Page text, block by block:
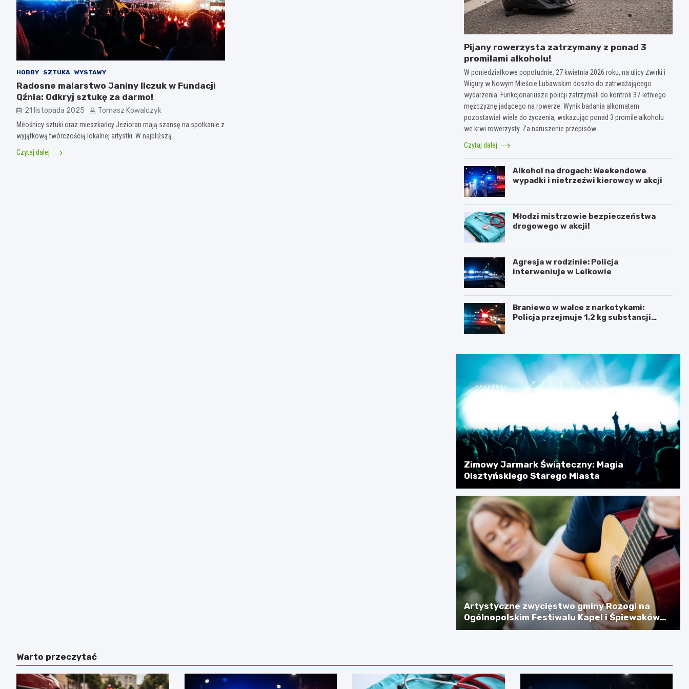
HOBBY SZTUKA WYSTAWY
Radosne malarstwo Janiny Ilczuk w Fundacji
Qźnia: Odkryj sztukę za darmo!
21 listopada 2025 Tomasz Kowalczyk
Miłośnicy sztuki oraz mieszkańcy Jezioran mają szansę na spotkanie z
wyjątkową twórczością lokalnej artystki. W najbliższą…
Czytaj dalej
Pijany rowerzysta zatrzymany z ponad 3
promilami alkoholu!
W poniedziałkowe popołudnie, 27 kwietnia 2026 roku, na ulicy Żwirki i
Wigury w Nowym Mieście Lubawskim doszło do zatrważającego
wydarzenia. Funkcjonariusze policji zatrzymali do kontroli 37-letniego
mężczyznę jadącego na rowerze. Wynik badania alkomatem
pozostawiał wiele do życzenia, wskazując ponad 3 promile alkoholu
we krwi rowerzysty. Za naruszenie przepisów…
Czytaj dalej
Alkohol na drogach: Weekendowe
wypadki i nietrzeźwi kierowcy w akcji
Młodzi mistrzowie bezpieczeństwa
drogowego w akcji!
Agresja w rodzinie: Policja
interweniuje w Lelkowie
Braniewo w walce z narkotykami:
Policja przejmuje 1,2 kg substancji
Zimowy Jarmark Świąteczny: Magia
Olsztyńskiego Starego Miasta
Artystyczne zwycięstwo gminy Rozogi na
Ogólnopolskim Festiwalu Kapel i Śpiewaków
Ludowych w Kazimierzu Dolnym
Warto przeczytać